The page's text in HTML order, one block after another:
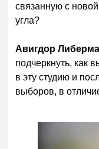
связанную с
угла?
Авигдор
подчеркнуть, как
в эту студию и
выборов, в